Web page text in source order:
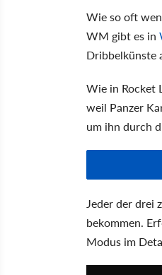
Wie so oft
WM gibt es in
Dribbelkünste
Wie in Rocket
weil Panzer
um ihn durch
Jeder der drei
bekommen.
Modus im